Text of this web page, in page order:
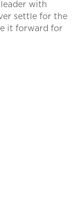
with
settle for the
it forward for